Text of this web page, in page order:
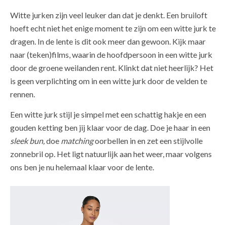
Witte jurken zijn veel leuker dan dat je denkt. Een bruiloft
hoeft echt niet het enige moment te zijn om een witte jurk te
dragen. In de lente is dit ook meer dan gewoon. Kijk maar
naar (teken)films, waarin de hoofdpersoon in een witte jurk
door de groene weilanden rent. Klinkt dat niet heerlijk? Het
is geen verplichting om in een witte jurk door de velden te
rennen.
Een witte jurk stijl je simpel met een schattig hakje en een
gouden ketting ben jij klaar voor de dag. Doe je haar in een
sleek bun,doe matchingoorbellen in en zet een stijlvolle
zonnebril op. Het ligt natuurlijk aan het weer, maar volgens
ons ben je nu helemaal klaar voor de lente.